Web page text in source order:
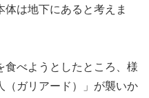
は地下にあると考えま
食べようとしたところ、様
（ガリアード）」が襲いか